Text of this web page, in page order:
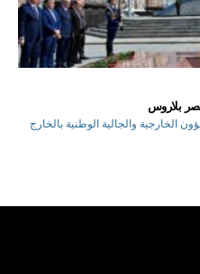
بلاروس
الخارجية والجالية الوطنية بالخارج